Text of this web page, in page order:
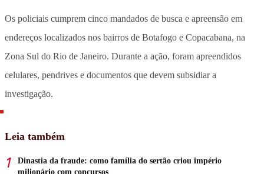
Os policiais cumprem cinco mandados de busca e apreensão em
endereços localizados nos bairros de Botafogo e Copacabana, na
Zona Sul do Rio de Janeiro. Durante a ação, foram apreendidos
celulares, pendrives e documentos que devem subsidiar a
investigação.
Leia também
Dinastia da fraude: como família do sertão criou império
milionário com concursos